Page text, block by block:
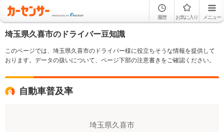
履歴 お気に入り メニュー
埼玉県久喜市のドライバー豆知識
このページでは、埼玉県久喜市のドライバー様に役立ちそうな情報を提供して
おります。データの扱いについて、ページ下部の注意書きをご確認ください。
自動車普及率
埼玉県久喜市